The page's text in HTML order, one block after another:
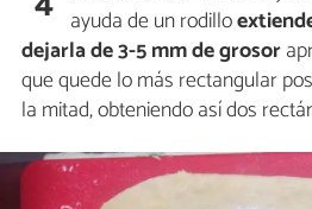
ayuda de un rodillo
dejarla de 3-5 mm de grosor
que quede lo más rectangular
la mitad, obteniendo así dos